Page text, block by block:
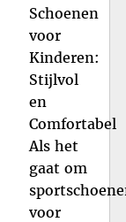
Schoenen
voor
Kinderen:
Stijlvol
en
Comfortabel
Als het
gaat om
voor